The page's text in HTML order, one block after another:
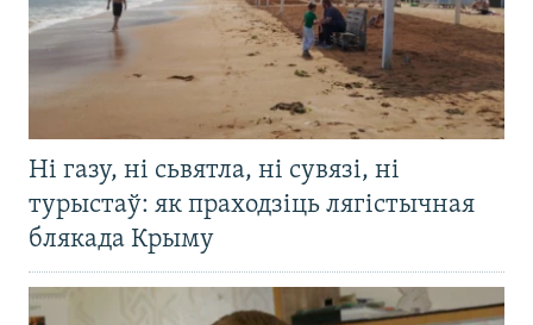
Ні газу, ні сьвятла, ні сувязі, ні
турыстаў: як праходзіць лягістычная
блякада Крыму